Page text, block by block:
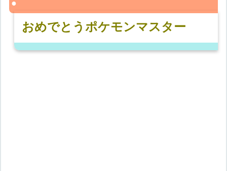
おめでとうポケモンマスター